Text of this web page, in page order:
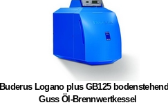
Buderus Logano plus GB125
Guss Öl-Brennwertkessel